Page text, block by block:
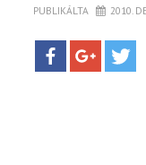
PÓLÓ RENDELÉS
PUBLIKÁLTA 2010.